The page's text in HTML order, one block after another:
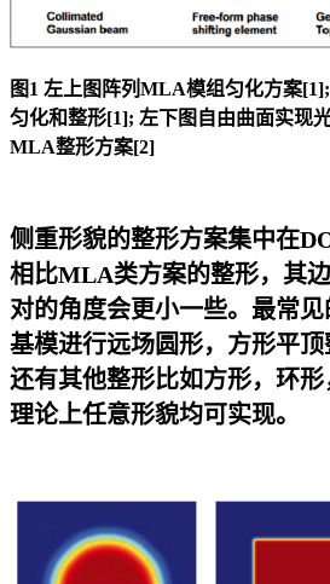
图1 左上图阵列MLA模组匀化方案
匀化和整形[1]; 左下图自由曲面实现
MLA整形方案[2]
侧重形貌的整形方案集中在
相比MLA类方案的整形，其
对的角度会更小一些。最常
基模进行远场圆形，方形平
还有其他整形比如方形，环形
理论上任意形貌均可实现。